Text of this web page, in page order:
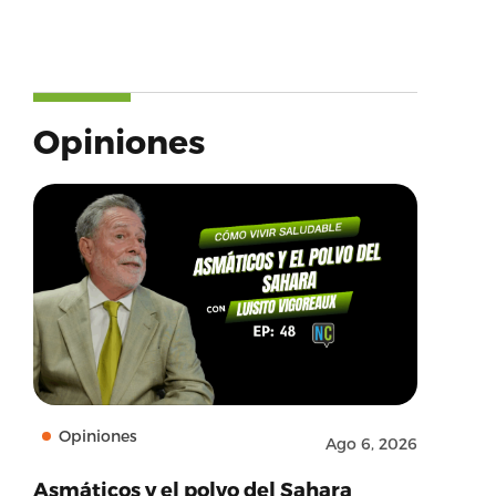
Opiniones
Opiniones Ago 6, 2026
Asmáticos y el polvo del Sahara